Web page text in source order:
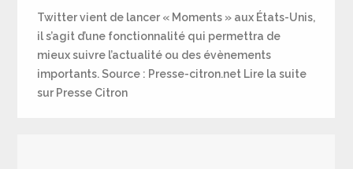
Twitter vient de lancer « Moments » aux États-Unis,
il s’agit d’une fonctionnalité qui permettra de
mieux suivre l’actualité ou des évènements
importants. Source : Presse-citron.net Lire la suite
sur Presse Citron